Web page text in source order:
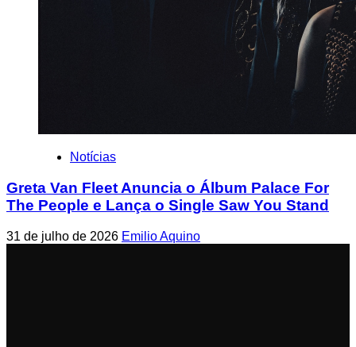
Notícias
Greta Van Fleet Anuncia o Álbum Palace For
The People e Lança o Single Saw You Stand
31 de julho de 2026 Emilio Aquino